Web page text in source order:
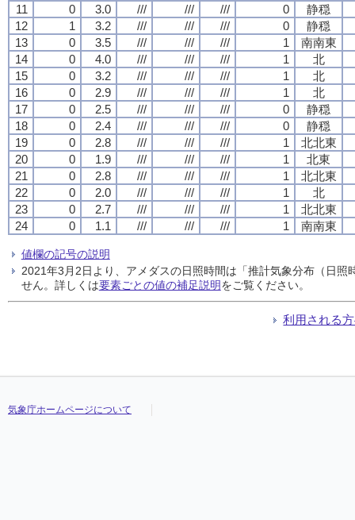
11
0 3.0 /// /// /// 0
静穏
12
1 3.2 /// /// /// 0
静穏
13
0 3.5 /// /// /// 1
南南東
14
0 4.0 /// /// /// 1
北
15
0 3.2 /// /// /// 1
北
16
0 2.9 /// /// /// 1
北
17
0 2.5 /// /// /// 0
静穏
18
0 2.4 /// /// /// 0
静穏
19
0 2.8 /// /// /// 1
北北東
20
0 1.9 /// /// /// 1
北東
21
0 2.8 /// /// /// 1
北北東
22
0 2.0 /// /// /// 1
北
23
0 2.7 /// /// /// 1
北北東
24
0 1.1 /// /// /// 1 南南東
値欄の記号の説明
2021年3月2日より、アメダスの日照時間は「推計気象分布（日
せん。詳しくは要素ごとの値の補足説明をご覧ください。
利用される
気象庁ホームページについて